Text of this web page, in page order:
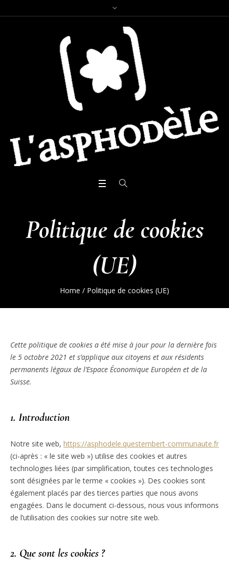
Politique de cookies
(UE)
Home / Politique de cookies (UE)
Cette politique de cookies a été mise à jour pour la dernière fois
le 5 octobre 2021 et s’applique aux citoyens et aux résidents
permanents légaux de l’Espace Économique Européen et de la
Suisse.
1. Introduction
Notre site web, https://asphodele.questembert-communaute.fr
(ci-après : « le site web ») utilise des cookies et autres
technologies liées (par simplification, toutes ces technologies
sont désignées par le terme « cookies »). Des cookies sont
également placés par des tierces parties que nous avons
engagées. Dans le document ci-dessous, nous vous informons
de l’utilisation des cookies sur notre site web.
2. Que sont les cookies ?